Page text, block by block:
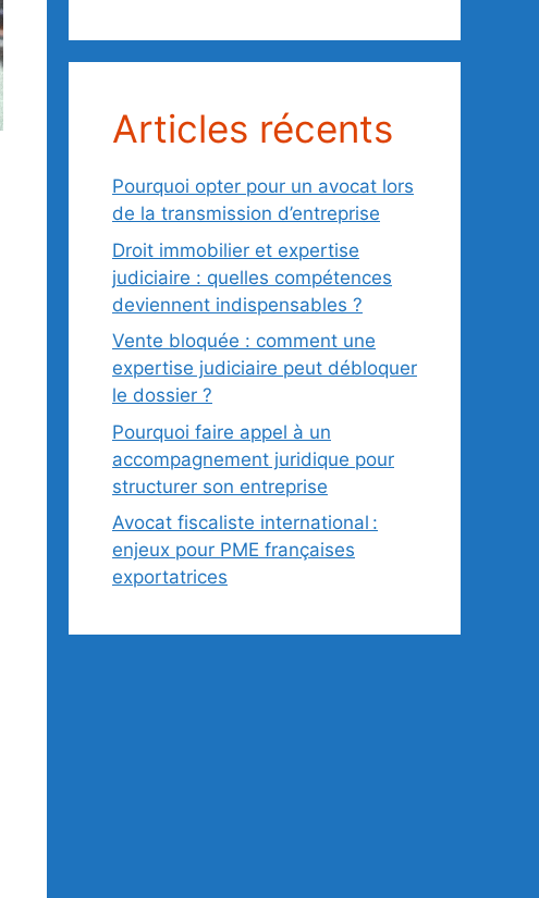
Articles récents
Pourquoi opter pour un avocat lors
de la transmission d’entreprise
Droit immobilier et expertise
judiciaire : quelles compétences
deviennent indispensables ?
Vente bloquée : comment une
expertise judiciaire peut débloquer
le dossier ?
Pourquoi faire appel à un
accompagnement juridique pour
structurer son entreprise
Avocat fiscaliste international :
enjeux pour PME françaises
exportatrices